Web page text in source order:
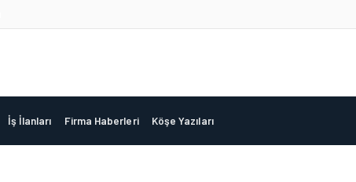
İş İlanları Firma Haberleri Köşe Yazıları